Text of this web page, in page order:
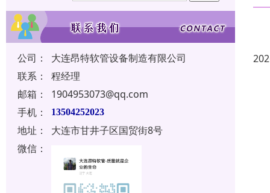
公司：
大连昂特软管设备制造有限公司
联系：
程经理
邮箱：
1904953073@qq.com
手机：
13504252023
地址：
大连市甘井子区国贸街8号
微信：